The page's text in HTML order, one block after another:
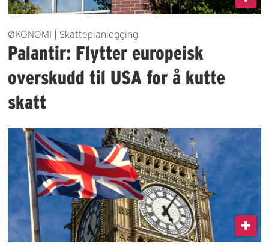
ØKONOMI | Skatteplanlegging
Palantir: Flytter europeisk
overskudd til USA for å kutte
skatt